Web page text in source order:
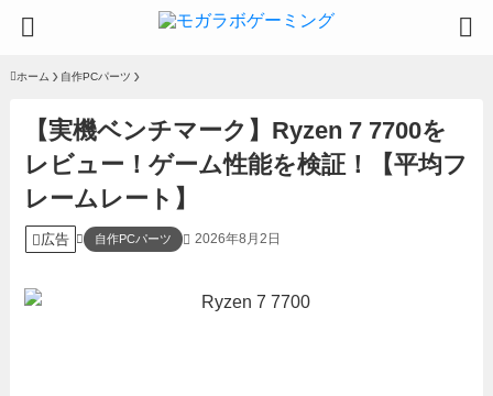
ホーム 自作PCパーツ
【実機ベンチマーク】Ryzen 7 7700を
レビュー！ゲーム性能を検証！【平均フ
レームレート】
広告 自作PCパーツ 2026年8月2日